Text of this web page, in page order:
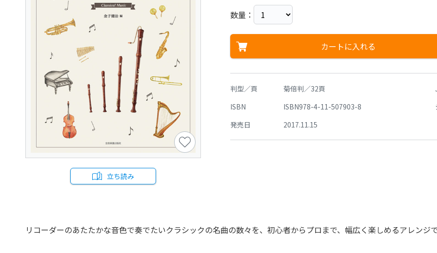
立ち読み
数量：
カートに入れる
判型／頁 菊倍判／32頁
ISBN
ISBN978-4-11-507903-8
発売日
2017.11.15
リコーダーのあたたかな音色で奏でたいクラシックの名曲の数々を、初心者からプロまで、幅広く楽しめるアレンジで